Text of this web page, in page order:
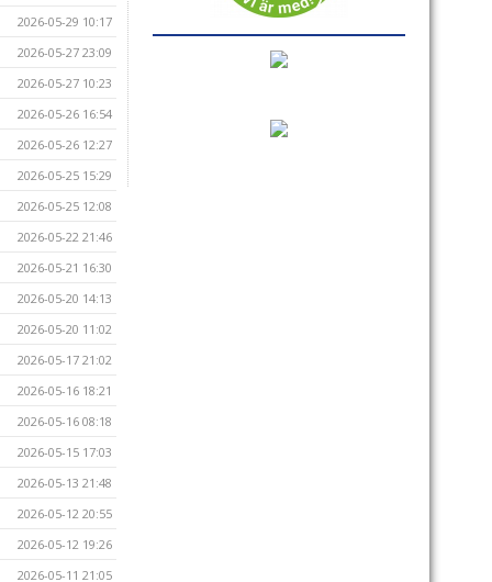
2026-05-29 10:17
2026-05-27 23:09
2026-05-27 10:23
2026-05-26 16:54
2026-05-26 12:27
2026-05-25 15:29
2026-05-25 12:08
2026-05-22 21:46
2026-05-21 16:30
2026-05-20 14:13
2026-05-20 11:02
2026-05-17 21:02
2026-05-16 18:21
2026-05-16 08:18
2026-05-15 17:03
2026-05-13 21:48
2026-05-12 20:55
2026-05-12 19:26
2026-05-11 21:05